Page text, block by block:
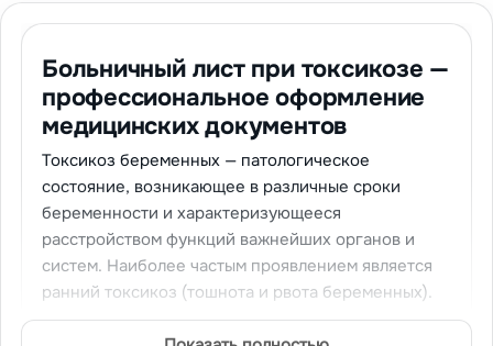
Больничный лист при токсикозе —
профессиональное оформление
медицинских документов
Токсикоз беременных — патологическое
состояние, возникающее в различные сроки
беременности и характеризующееся
расстройством функций важнейших органов и
систем. Наиболее частым проявлением является
ранний токсикоз (тошнота и рвота беременных).
Мы предлагаемкупить больничный при токсикозе